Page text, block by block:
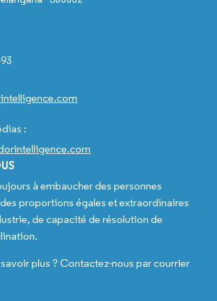
:
à embaucher des personnes
proportions égales et extraordinaires
de capacité de résolution de
plus ? Contactez-nous par courrier